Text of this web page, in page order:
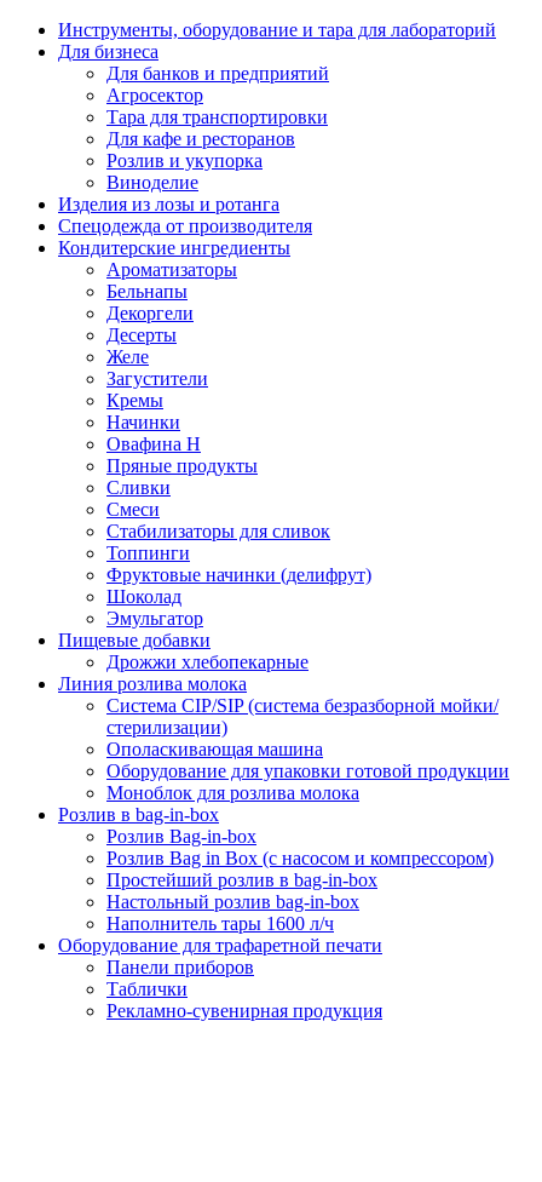
Инструменты, оборудование и тара для лабораторий
Для бизнеса
Для банков и предприятий
Агросектор
Тара для транспортировки
Для кафе и ресторанов
Розлив и укупорка
Виноделие
Изделия из лозы и ротанга
Спецодежда от производителя
Кондитерские ингредиенты
Ароматизаторы
Бельнапы
Декоргели
Десерты
Желe
Загустители
Кремы
Начинки
Овафина Н
Пряные продукты
Сливки
Смеси
Стабилизаторы для сливок
Топпинги
Фруктовые начинки (делифрут)
Шоколад
Эмульгатор
Пищевые добавки
Дрожжи хлебопекарные
Линия розлива молока
Система CIP/SIP (система безразборной мойки/
стерилизации)
Ополаскивающая машина
Оборудование для упаковки готовой продукции
Моноблок для розлива молока
Розлив в bag-in-box
Розлив Bag-in-box
Розлив Bag in Box (с насосом и компрессором)
Простейший розлив в bag-in-box
Настольный розлив bag-in-box
Наполнитель тары 1600 л/ч
Оборудование для трафаретной печати
Панели приборов
Таблички
Рекламно-сувенирная продукция